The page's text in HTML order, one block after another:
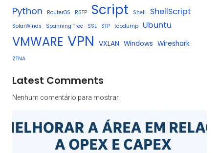
Python RouterOS RSTP Script Shell ShellScript
SolarWinds Spanning Tree SSL STP tcpdump Ubuntu
VMWARE VPN VXLAN Windows Wireshark
ZTNA
Latest Comments
Nenhum comentário para mostrar.